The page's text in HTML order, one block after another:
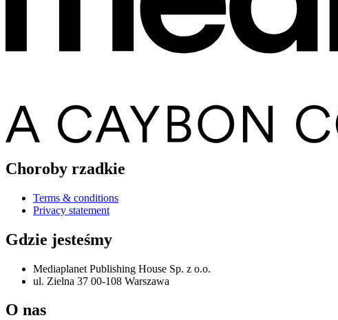
Choroby rzadkie
Terms & conditions
Privacy statement
Gdzie jesteśmy
Mediaplanet Publishing House Sp. z o.o.
ul. Zielna 37 00-108 Warszawa
O nas